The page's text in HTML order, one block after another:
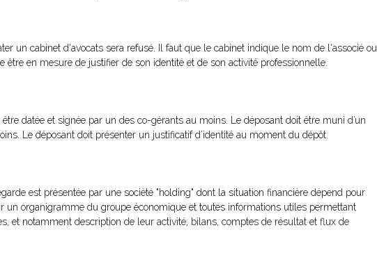
un cabinet d'avocats sera refusé. Il faut que le cabinet indique le nom de l'associé ou
en mesure de justifier de son identité et de son activité professionnelle.
être datée et signée par un des co-gérants au moins. Le déposant doit être muni d’un
Le déposant doit présenter un justificatif d’identité au moment du dépôt.
est présentée par une société "holding" dont la situation financière dépend pour
un organigramme du groupe économique et toutes informations utiles permettant
et notamment description de leur activité, bilans, comptes de résultat et flux de